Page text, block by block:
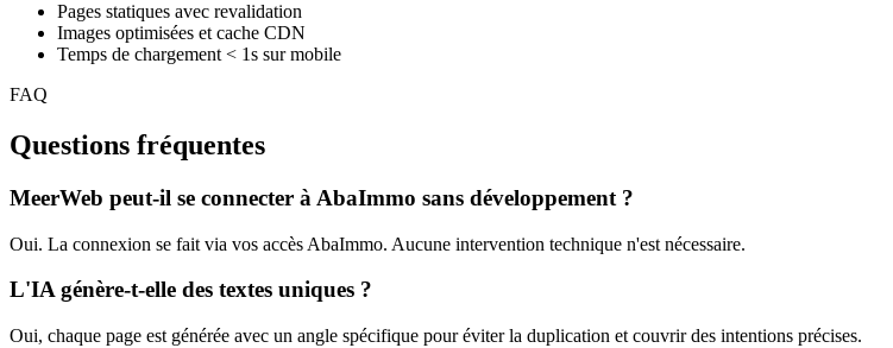
Pages statiques avec revalidation
Images optimisées et cache CDN
Temps de chargement < 1s sur mobile
FAQ
Questions fréquentes
MeerWeb peut-il se connecter à AbaImmo sans développement ?
Oui. La connexion se fait via vos accès AbaImmo. Aucune intervention technique n'est nécessaire.
L'IA génère-t-elle des textes uniques ?
Oui, chaque page est générée avec un angle spécifique pour éviter la duplication et couvrir des intentions précises.